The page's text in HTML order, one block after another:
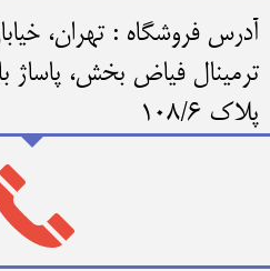
​​آدرس فروشگاه : تهران،
ترمینال فیاض بخش، پاساژ
پلاک 108/6